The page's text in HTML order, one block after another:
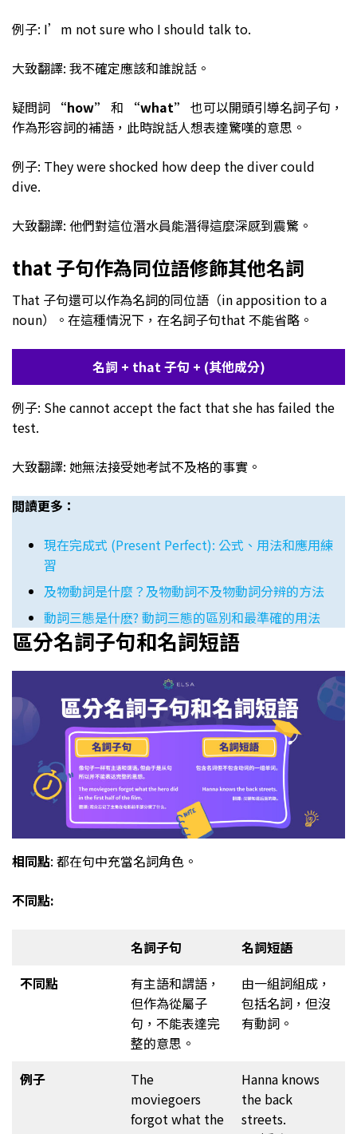
例子: I’m not sure who I should talk to.
大致翻譯: 我不確定應該和誰說話。
疑問詞 “how” 和 “what” 也可以開頭引導名詞子句，
作為形容詞的補語，此時說話人想表達驚嘆的意思。
例子: They were shocked how deep the diver could
dive.
大致翻譯: 他們對這位潛水員能潛得這麼深感到震驚。
that 子句作為同位語修飾其他名詞
That 子句還可以作為名詞的同位語（in apposition to a
noun）。在這種情況下，在名詞子句that 不能省略。
名詞 + that 子句 + (其他成分)
例子: She cannot accept the fact that she has failed the
test.
大致翻譯: 她無法接受她考試不及格的事實。
閲讀更多：
現在完成式 (Present Perfect): 公式、用法和應用練
習
及物動詞是什麼？及物動詞不及物動詞分辨的方法
動詞三態是什麽? 動詞三態的區別和最準確的用法
區分名詞子句和名詞短語
相同點: 都在句中充當名詞角色。
不同點:
名詞子句
名詞短語
不同點
有主語和謂語，
但作為從屬子
句，不能表達完
整的意思。
由一組詞組成，
包括名詞，但沒
有動詞。
例子
The
moviegoers
forgot what the
Hanna knows
the back
streets.